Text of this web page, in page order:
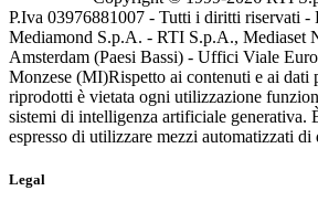
P.Iva 03976881007 - Tutti i diritti riservati -
Mediamond S.p.A. - RTI S.p.A., Mediaset
Amsterdam (Paesi Bassi) - Uffici Viale
Monzese (MI)Rispetto ai contenuti e ai dati
riprodotti è vietata ogni utilizzazione
sistemi di intelligenza artificiale generativa.
espresso di utilizzare mezzi automatizzati di
Legal